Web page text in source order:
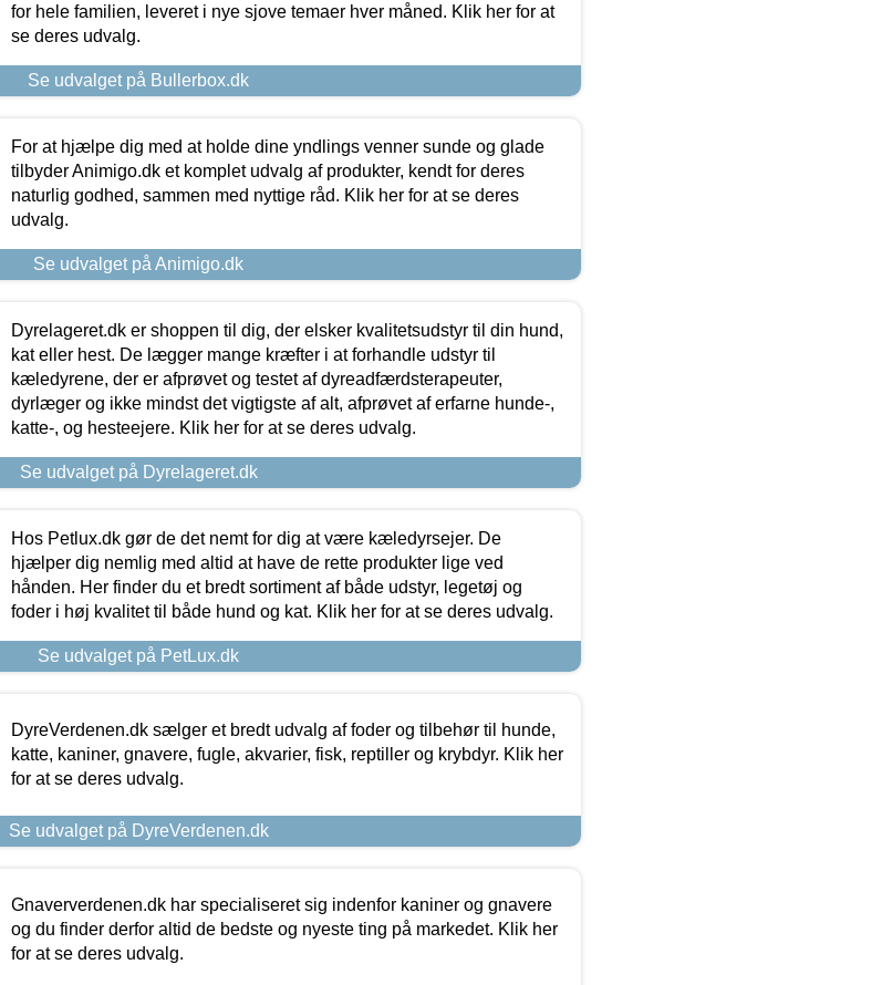
for hele familien, leveret i nye sjove temaer hver måned. Klik her for at
se deres udvalg.
Se udvalget på Bullerbox.dk
For at hjælpe dig med at holde dine yndlings venner sunde og glade
tilbyder Animigo.dk et komplet udvalg af produkter, kendt for deres
naturlig godhed, sammen med nyttige råd. Klik her for at se deres
udvalg.
Se udvalget på Animigo.dk
Dyrelageret.dk er shoppen til dig, der elsker kvalitetsudstyr til din hund,
kat eller hest. De lægger mange kræfter i at forhandle udstyr til
kæledyrene, der er afprøvet og testet af dyreadfærdsterapeuter,
dyrlæger og ikke mindst det vigtigste af alt, afprøvet af erfarne hunde-,
katte-, og hesteejere. Klik her for at se deres udvalg.
Se udvalget på Dyrelageret.dk
Hos Petlux.dk gør de det nemt for dig at være kæledyrsejer. De
hjælper dig nemlig med altid at have de rette produkter lige ved
hånden. Her finder du et bredt sortiment af både udstyr, legetøj og
foder i høj kvalitet til både hund og kat. Klik her for at se deres udvalg.
Se udvalget på PetLux.dk
DyreVerdenen.dk sælger et bredt udvalg af foder og tilbehør til hunde,
katte, kaniner, gnavere, fugle, akvarier, fisk, reptiller og krybdyr. Klik her
for at se deres udvalg.
Se udvalget på DyreVerdenen.dk
Gnaververdenen.dk har specialiseret sig indenfor kaniner og gnavere
og du finder derfor altid de bedste og nyeste ting på markedet. Klik her
for at se deres udvalg.